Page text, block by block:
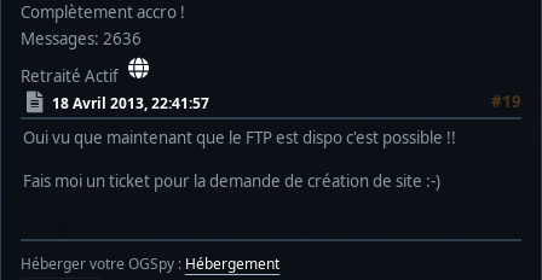
Complètement accro !
Messages: 2636
Retraité Actif
18 Avril 2013, 22:41:57
#19
Oui vu que maintenant que le FTP est dispo c'est possible !!
Fais moi un ticket pour la demande de création de site :-)
Héberger votre OGSpy : Hébergement